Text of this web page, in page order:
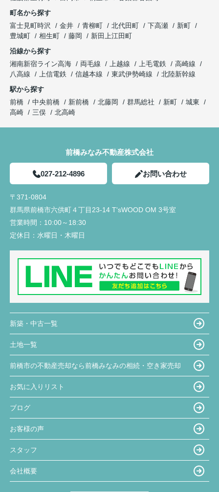
町名から探す
富士見町時沢
金井 青柳町 北代田町 下高瀬
新町
豊城町
相生町 藤岡
新田上江田町
沿線から探す
湘南新宿ライン高海
両毛線 上越線 上毛電鉄
高崎線
八高線
上信電鉄 信越本線 東武伊勢崎線
北陸新幹線
駅から探す
前橋
中央前橋 新前橋 北藤岡 群馬総社 新町
城東
高崎
三俣 北高崎
前橋みなみ不動産株式会社
027-212-4896 お問い合わせ
〒371-0804
群馬県前橋市六供町４丁目23‐14 T'sWOOD OM 3号室
営業時間： 10:00～18:30
定休日： 水曜日・木曜日
新築・中古一覧
土地一覧
前橋市の不動産売却なら前橋みなみの相続・空き家売却
お気に入りリスト
ブログ
お客様の声
スタッフ
会社概要